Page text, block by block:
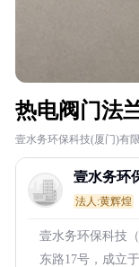
热电阀门法
壹水务环保科技(厦门)有
壹水务环
法人:黄辉煌
壹水务环保科技
东路17号，成立